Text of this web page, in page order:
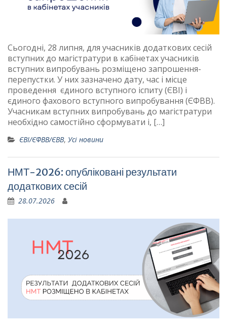
Сьогодні, 28 липня, для учасників додаткових сесій
вступних до магістратури в кабінетах учасників
вступних випробувань розміщено запрошення-
перепустки. У них зазначено дату, час і місце
проведення єдиного вступного іспиту (ЄВІ) і
єдиного фахового вступного випробування (ЄФВВ).
Учасникам вступних випробувань до магістратури
необхідно самостійно сформувати і, […]
ЄВІ/ЄФВВ/ЄВВ, Усі новини
НМТ-2026: опубліковані результати
додаткових сесій
28.07.2026